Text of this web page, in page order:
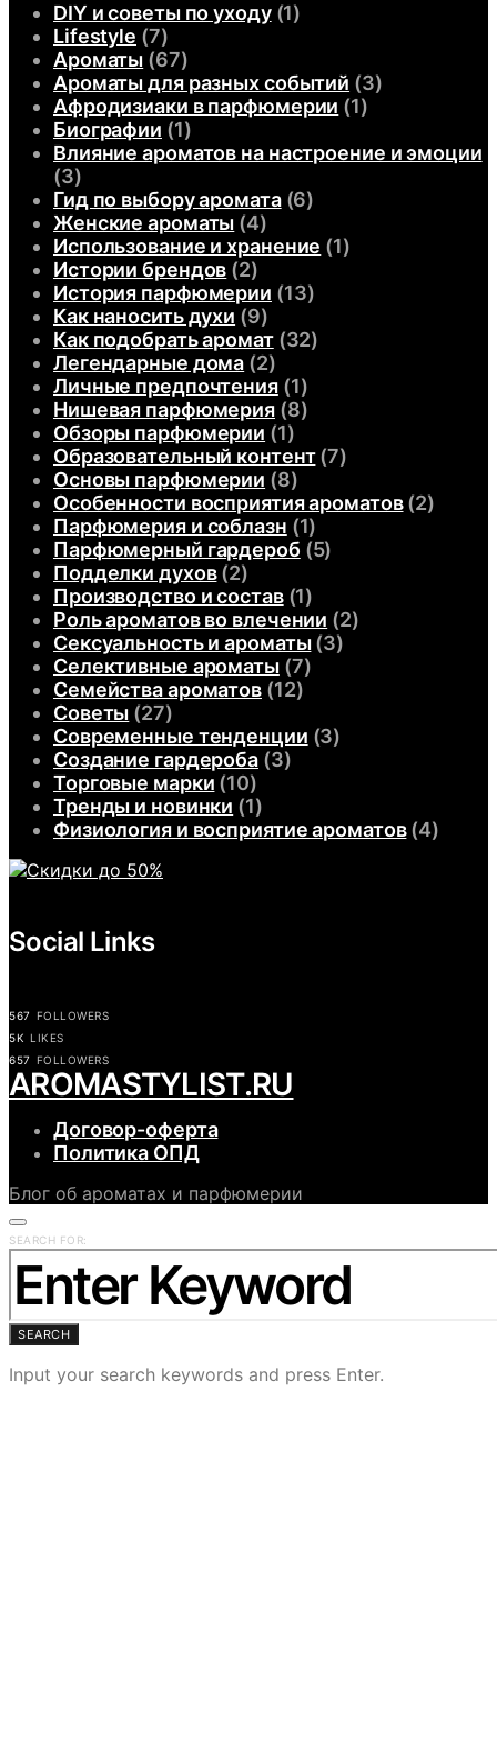
DIY и советы по уходу(1)
Lifestyle (7)
Ароматы (67)
Ароматы для разных событий (3)
Афродизиаки в парфюмерии (1)
Биографии (1)
Влияние ароматов на настроение и эмоции
(3)
Гид по выбору аромата(6)
Женские ароматы (4)
Использование и хранение (1)
Истории брендов (2)
История парфюмерии (13)
Как наносить духи (9)
Как подобрать аромат(32)
Легендарные дома (2)
Личные предпочтения(1)
Нишевая парфюмерия(8)
Обзоры парфюмерии (1)
Образовательный контент(7)
Основы парфюмерии (8)
Особенности восприятия ароматов(2)
Парфюмерия и соблазн (1)
Парфюмерный гардероб (5)
Подделки духов(2)
Производство и состав(1)
Роль ароматов во влечении (2)
Сексуальность и ароматы(3)
Селективные ароматы(7)
Семейства ароматов(12)
Советы (27)
Современные тенденции (3)
Создание гардероба(3)
Торговые марки (10)
Тренды и новинки (1)
Физиология и восприятие ароматов(4)
Social Links
567 FOLLOWERS
5K LIKES
657 FOLLOWERS
АROMASTYLIST.RU
Договор-оферта
Политика ОПД
Блог об ароматах и парфюмерии
SEARCH FOR:
SEARCH
Input your search keywords and press Enter.